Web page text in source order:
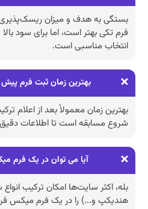
بستگی به هدف و میزان ریسک‌پذیری
فرم تکی بهتر است، اما برای سود
انتخاب مناسبی است.
بهترین زمان ثبت فرم
بهترین زمان معمولاً بعد از اعلام
شروع مسابقه است تا اطلاعات
آیا می‌ توان در یک فرم
بله، اکثر سایت‌ها امکان ترکیب
هندیکپ و...) را در یک فرم میکس